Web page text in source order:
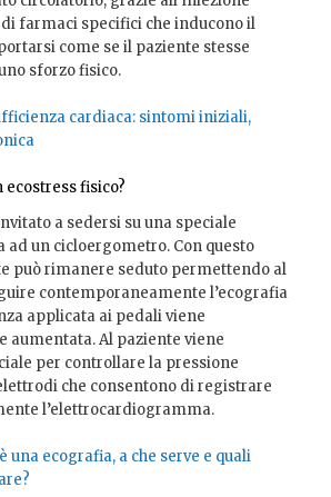
farmaci specifici che inducono il
come se il paziente stesse
sforzo fisico.
cardiaca: sintomi iniziali,
ecostress fisico?
a sedersi su una speciale
ad un cicloergometro. Con questo
può rimanere seduto permettendo al
contemporaneamente l’ecografia
applicata ai pedali viene
aumentata. Al paziente viene
per controllare la pressione
che consentono di registrare
l’elettrocardiogramma.
una ecografia, a che serve e quali